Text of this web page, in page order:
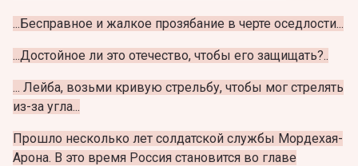
...Бесправное и жалкое прозябание в черте оседлости...
...Достойное ли это отечество, чтобы его защищать?..
... Лейба, возьми кривую стрельбу, чтобы мог стрелять
из-за угла...
Прошло несколько лет солдатской службы Мордехая-
Арона. В это время Россия становится во главе